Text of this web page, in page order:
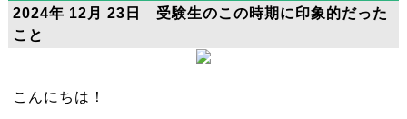
2024年 12月 23日 受験生のこの時期に印象的だった
こと
こんにちは！